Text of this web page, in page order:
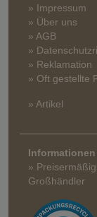
» Impressum
» Über uns
» AGB
»
» Reklamation
» Oft gestellte
» Artikel
»
Großhändler